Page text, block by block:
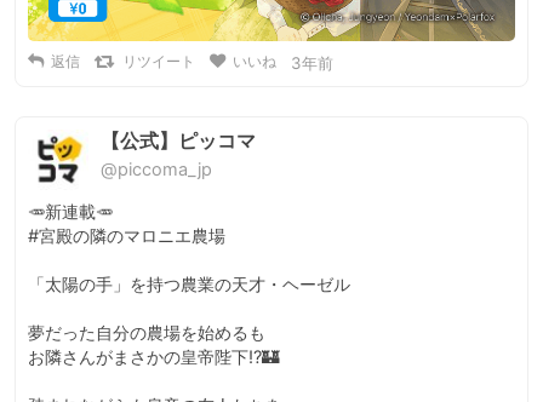
返信 リツイート いいね 3年前
【公式】ピッコマ
@piccoma_jp
🥕新連載🥕
#宮殿の隣のマロニエ農場
「太陽の手」を持つ農業の天才・ヘーゼル
夢だった自分の農場を始めるも
お隣さんがまさかの皇帝陛下⁉🏰